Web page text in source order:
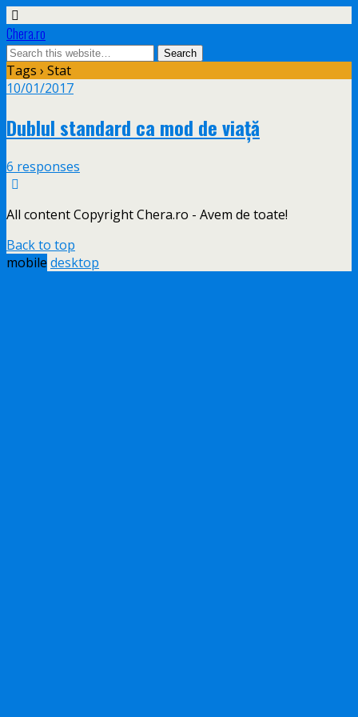
Chera.ro
Tags › Stat
10/01/2017
Dublul standard ca mod de viață
6 responses
All content Copyright Chera.ro - Avem de toate!
Back to top
mobile desktop